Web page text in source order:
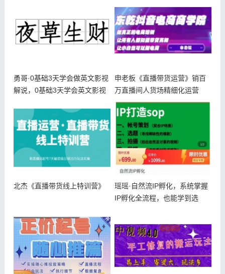
勇哥·0基础3天学会做英文影视
解说，0基础3天学会英文影视
申老板《直播带货运营》销百
万直播间人货场精细化运营
北杰《直播带货线上特训营》
瑶瑶·自然流IP孵化，系统掌握
IP孵化全流程，也能学到选